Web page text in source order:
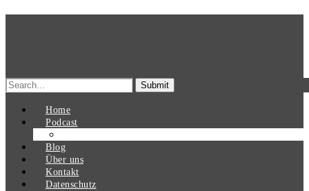
Search
for:
Home
Podcast
Blog
Über uns
Kontakt
Datenschutz